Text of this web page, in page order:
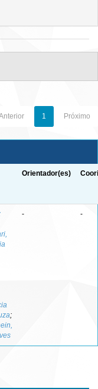
1 Próximo
Orientador(es)
;
- -